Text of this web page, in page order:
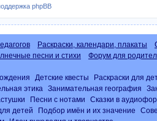
phpBB
Раскраски, календари, плакаты
песни и стихи Форум для
Детские квесты Раскраски для
этика Занимательная география
Песни с нотами Сказки в
детей Подбор имён и их значение